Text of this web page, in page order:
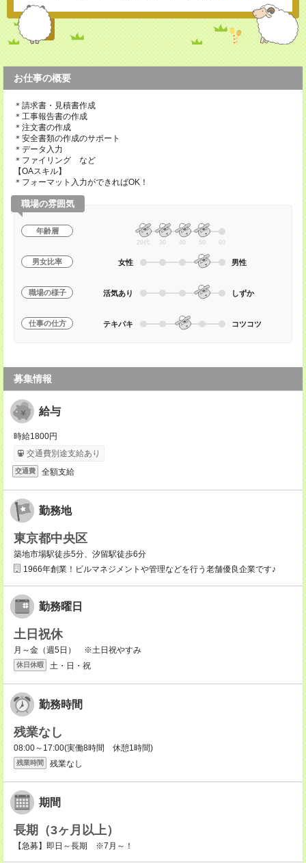
お仕事の概要
＊請求書・見積書作成
＊工事報告書の作成
＊注文書の作成
＊安全書類の作成のサポート
＊データ入力
＊ファイリング など
【OAスキル】
＊フォーマット入力ができればOK！
職場の雰囲気
年齢層
20代 30 40 50 60
男女比率 女性 男性
職場の様子 活気あり しずか
仕事の仕方 テキパキ コツコツ
募集情報
給与
時給1800円
交通費別途支給あり
交通費 全額支給
勤務地
東京都中央区
築地市場駅徒歩5分、汐留駅徒歩6分
1966年創業！ビルマネジメントや管理などを行う老舗優良企業です♪
勤務曜日
土日祝休
月～金（週5日） ※土日祝やすみ
休日休暇 土・日・祝
勤務時間
残業なし
08:00～17:00(実働8時間 休憩1時間)
残業時間 残業なし
期間
長期（3ヶ月以上）
【急募】即日～長期 ※7月～！